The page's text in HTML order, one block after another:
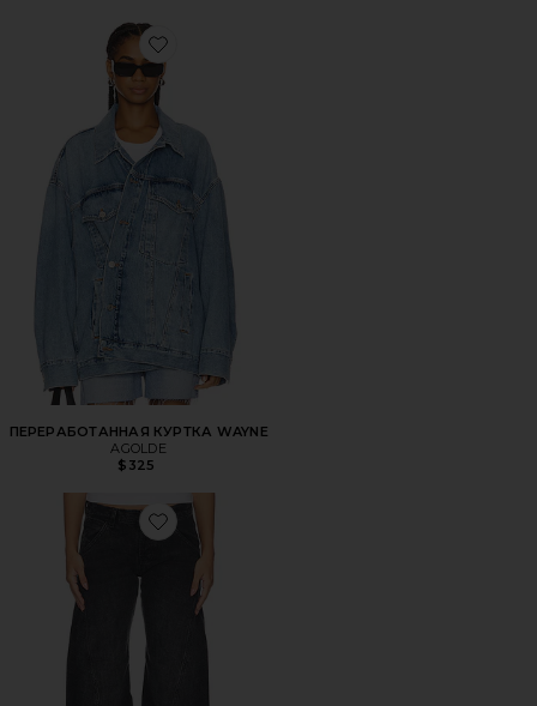
Favorite ПЕРЕРАБОТАННАЯ КУРТКА WAYNE
ПЕРЕРАБОТАННАЯ КУРТКА WAYNE
AGOLDE
$325
Favorite ДЖИНСЫ ДУГООБРАЗНОГО КРОЯ (ДЖИНСЫ-